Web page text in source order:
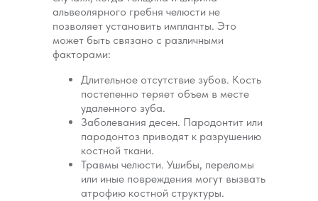
альвеолярного гребня челюсти не
позволяет установить импланты. Это
может быть связано с различными
факторами:
Длительное отсутствие зубов. Кость
постепенно теряет объем в месте
удаленного зуба.
Заболевания десен. Пародонтит или
пародонтоз приводят к разрушению
костной ткани.
Травмы челюсти. Ушибы, переломы
или иные повреждения могут вызвать
атрофию костной структуры.